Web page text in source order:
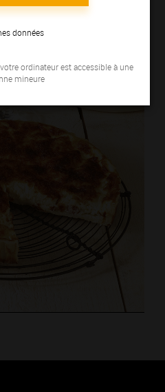
données
ordinateur est accessible à une
mineure